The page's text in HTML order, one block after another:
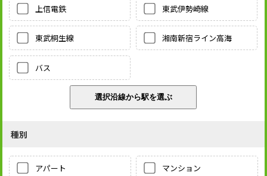
上信電鉄 東武伊勢崎線
東武桐生線 湘南新宿ライン高海
バス
種別
アパート マンション